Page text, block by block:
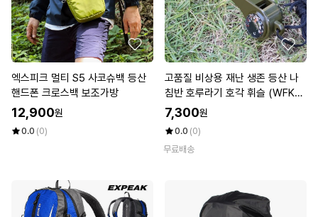
엑스피크 멀티 S5 사코슈백 등산
핸드폰 크로스백 보조가방
12,900원
0.0 (0)
고품질 비상용 재난 생존 등산 나
침반 호루라기 호각 휘슬 (WFKA
T30)
7,300원
0.0 (0)
무료배송